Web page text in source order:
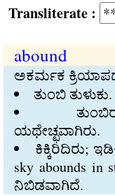
:
abound
ಅಕರ್ಮಕ
ತುಂಬಿ ತುಳುಕು.
ಯಥೇಚ್ಛವಾಗಿರು.
ಕಿಕ್ಕಿರಿದಿರು;
sky abounds in
ನಿಬಿಡವಾಗಿದೆ.